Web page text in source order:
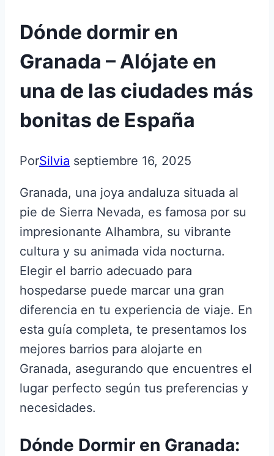
Dónde dormir en
Granada – Alójate en
una de las ciudades más
bonitas de España
PorSilvia septiembre 16, 2025
Granada, una joya andaluza situada al
pie de Sierra Nevada, es famosa por su
impresionante Alhambra, su vibrante
cultura y su animada vida nocturna.
Elegir el barrio adecuado para
hospedarse puede marcar una gran
diferencia en tu experiencia de viaje. En
esta guía completa, te presentamos los
mejores barrios para alojarte en
Granada, asegurando que encuentres el
lugar perfecto según tus preferencias y
necesidades.
Dónde Dormir en Granada: